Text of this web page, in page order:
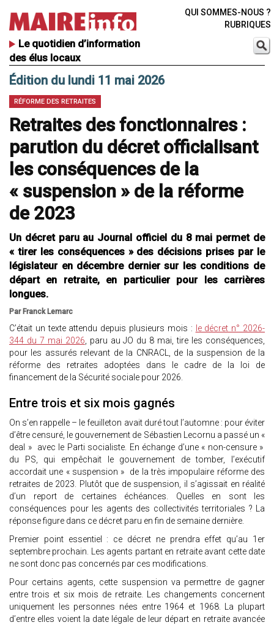
Le quotidien d’information
des élus locaux
QUI SOMMES-NOUS ?
RUBRIQUES
Édition du lundi 11 mai 2026
RÉFORME DES RETRAITES
Retraites des fonctionnaires :
parution du décret officialisant
les conséquences de la
« suspension » de la réforme
de 2023
Un décret paru au Journal officiel du 8 mai permet de
« tirer les conséquences » des décisions prises par le
législateur en décembre dernier sur les conditions de
départ en retraite, en particulier pour les carrières
longues.
Par Franck Lemarc
C’était un texte attendu depuis plusieurs mois :
le décret n° 2026-
344 du 7 mai 2026, paru au JO du 8 mai, tire les conséquences,
pour les assurés relevant de la CNRACL, de la suspension de la
réforme des retraites adoptées dans le cadre de la loi de
financement de la Sécurité sociale pour 2026.
Entre trois et six mois gagnés
On s’en rappelle – le feuilleton avait duré tout l’automne : pour éviter
d’être censuré, le gouvernement de Sébastien Lecornu a passé un «
deal » avec le Parti socialiste. En échange d’une « non-censure »
du PS, qui empêchait le gouvernement de tomber, l’exécutif
accordait une « suspension » de la très impopulaire réforme des
retraites de 2023. Plutôt que de suspension, il s’agissait en réalité
d’un report de certaines échéances. Quelles en sont les
conséquences pour les agents des collectivités territoriales ? La
réponse figure dans ce décret paru en fin de semaine dernière.
Premier point essentiel : ce décret ne prendra effet qu’au 1er
septembre prochain. Les agents partant en retraite avant cette date
ne sont donc pas concernés par ces modifications.
Pour certains agents, cette suspension va permettre de gagner
entre trois et six mois de retraite. Les changements concernent
uniquement les personnes nées entre 1964 et 1968. La plupart
d’entre elles voient la date légale de leur départ en retraite avancée